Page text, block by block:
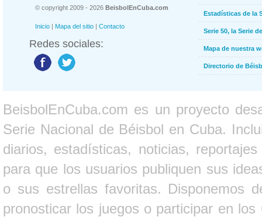
© copyright 2009 - 2026 BeisbolEnCuba.com
Inicio | Mapa del sitio | Contacto
Redes sociales:
Estadísticas de la
Serie 50, la Serie
Mapa de nuestra
Directorio de
BeisbolEnCuba.com es un proyecto
Serie Nacional de Béisbol en Cuba.
diarios, estadísticas, noticias,
para que los usuarios publiquen sus
o sus estrellas favoritas. Disponemos
pronosticar los juegos o participar en